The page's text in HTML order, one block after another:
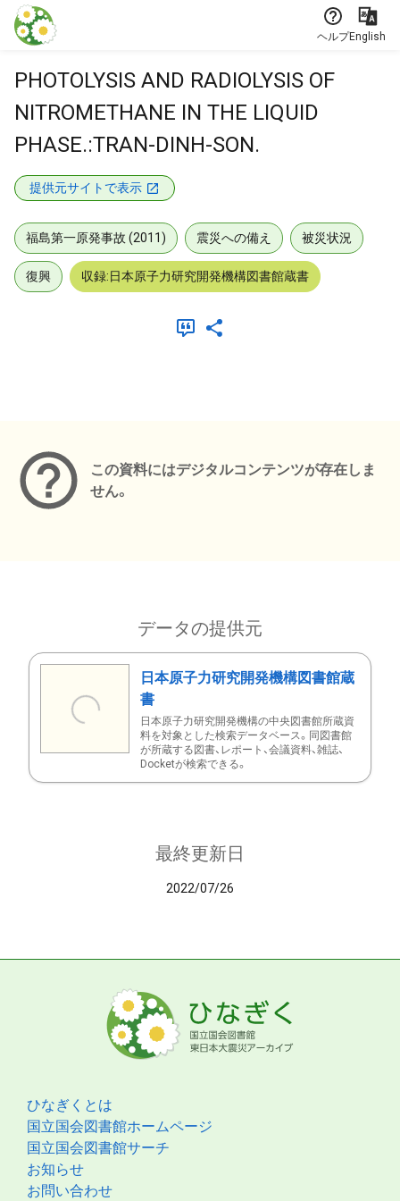
本文に飛ぶ
ヘルプEnglish
PHOTOLYSIS AND RADIOLYSIS OF
NITROMETHANE IN THE LIQUID
PHASE.:TRAN-DINH-SON.
提供元サイトで表示
福島第一原発事故 (2011) 震災への備え 被災状況
復興 収録:日本原子力研究開発機構図書館蔵書
この資料にはデジタルコンテンツが存在しま
せん。
データの提供元
日本原子力研究開発機構図書館蔵
書
日本原子力研究開発機構の中央図書館所蔵資
料を対象とした検索データベース。同図書館
が所蔵する図書、レポート、会議資料、雑誌、
Docketが検索できる。
最終更新日
2022/07/26
ひなぎくとは
国立国会図書館ホームページ
国立国会図書館サーチ
お知らせ
お問い合わせ